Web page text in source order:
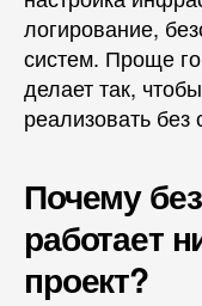
логирование,
систем. Проще
делает так,
реализовать
Почему
работает
проект?